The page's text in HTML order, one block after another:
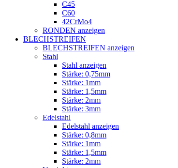
C45
C60
42CrMo4
RONDEN anzeigen
BLECHSTREIFEN
BLECHSTREIFEN anzeigen
Stahl
Stahl anzeigen
Stärke: 0,75mm
Stärke: 1mm
Stärke: 1,5mm
Stärke: 2mm
Stärke: 3mm
Edelstahl
Edelstahl anzeigen
Stärke: 0,8mm
Stärke: 1mm
Stärke: 1,5mm
Stärke: 2mm